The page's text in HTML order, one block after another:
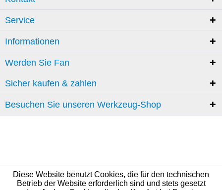
Service
Informationen
Werden Sie Fan
Sicher kaufen & zahlen
Besuchen Sie unseren Werkzeug-Shop
Diese Website benutzt Cookies, die für den technischen
Betrieb der Website erforderlich sind und stets gesetzt